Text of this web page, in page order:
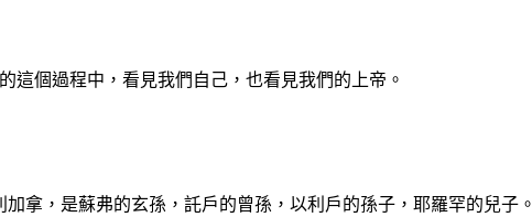
這個過程中，看見我們自己，也看見我們的上帝。
拿，是蘇弗的玄孫，託戶的曾孫，以利戶的孫子，耶羅罕的兒子。